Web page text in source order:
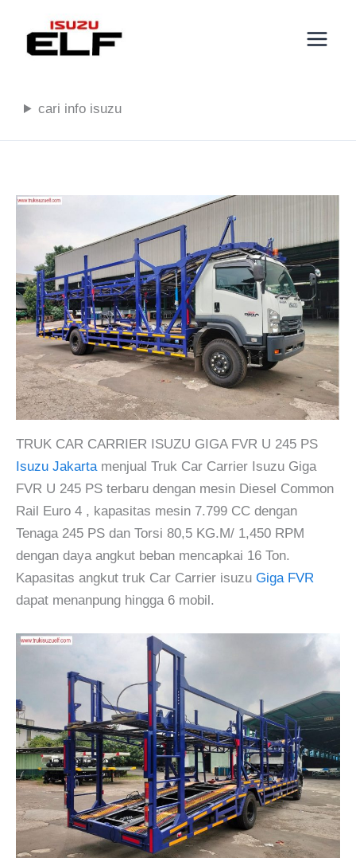
konten
cari info isuzu
TRUK CAR CARRIER ISUZU GIGA FVR U 245 PS
Isuzu Jakartamenjual Truk Car Carrier Isuzu Giga
FVR U 245 PS terbaru dengan mesin Diesel Common
Rail Euro 4 , kapasitas mesin 7.799 CC dengan
Tenaga 245 PS dan Torsi 80,5 KG.M/ 1,450 RPM
dengan daya angkut beban mencapkai 16 Ton.
Kapasitas angkut truk Car Carrier isuzu Giga FVR
dapat menanpung hingga 6 mobil.